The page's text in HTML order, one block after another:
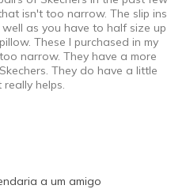
isn't too narrow. The slip ins
as you have to half size up
These I purchased in my
narrow. They have a more
They do have a little
helps.
a um amigo